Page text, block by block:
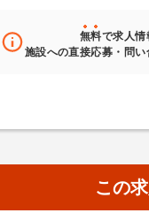
無料で求人情
施設への直接応募・問い
この